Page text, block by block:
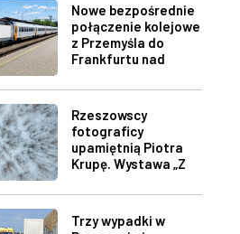
Nowe bezpośrednie
połączenie kolejowe
z Przemyśla do
Frankfurtu nad
Rzeszowscy
fotograficy
upamiętnią Piotra
Krupę. Wystawa „Z
Trzy wypadki w